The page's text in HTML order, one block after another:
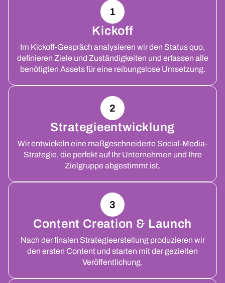
1
Kickoff
Im Kickoff-Gespräch analysieren wir den Status quo,
definieren Ziele und Zuständigkeiten und erfassen alle
benötigten Assets für eine reibungslose Umsetzung.
Strategieentwicklung
Wir entwickeln eine maßgeschneiderte Social-Media-
Strategie, die perfekt auf Ihr Unternehmen und Ihre
Zielgruppe abgestimmt ist.
2
3
Content Creation & Launch
Nach der finalen Strategieerstellung produzieren wir
den ersten Content und starten mit der gezielten
Veröffentlichung.